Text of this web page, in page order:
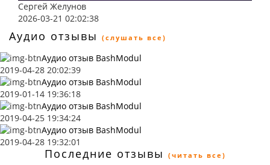
Сергей Желунов
2026-03-21 02:02:38
Аудио отзывы (слушать все)
Аудио отзыв BashModul
2019-04-28 20:02:39
Аудио отзыв BashModul
2019-01-14 19:36:18
Аудио отзыв BashModul
2019-04-25 19:34:24
Аудио отзыв BashModul
2019-04-28 19:32:01
Последние отзывы (читать все)